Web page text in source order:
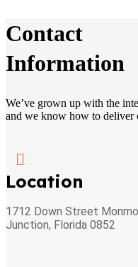
Contact
Information
We’ve grown up with the
and we know how to deliver
Location
1712 Down Street
Junction, Florida 0852